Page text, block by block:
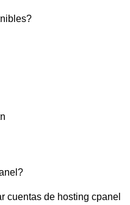
cuentas de hosting cpanel